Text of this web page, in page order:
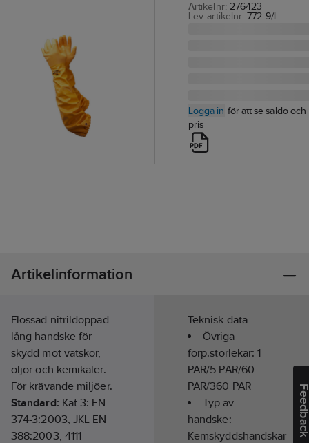
Artikelnr: 276423
Lev. artikelnr: 772-9/L
Logga in för att se saldo och
pris
Artikelinformation
Flossad nitrildoppad
lång handske för
skydd mot vätskor,
oljor och kemikaler.
För krävande miljöer.
Standard: Kat 3: EN
374-3:2003, JKL EN
388:2003, 4111
Teknisk data
Övriga
förp.storlekar:1
PAR/5 PAR/60
PAR/360 PAR
Typ av
handske:
Kemskyddshandskar